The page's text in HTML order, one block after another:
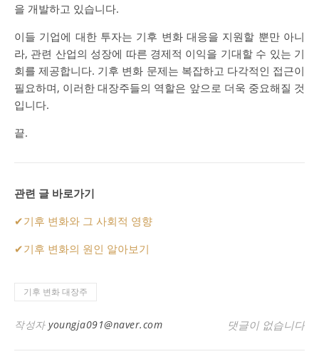
을 개발하고 있습니다.
이들 기업에 대한 투자는 기후 변화 대응을 지원할 뿐만 아니
라, 관련 산업의 성장에 따른 경제적 이익을 기대할 수 있는 기
회를 제공합니다. 기후 변화 문제는 복잡하고 다각적인 접근이
필요하며, 이러한 대장주들의 역할은 앞으로 더욱 중요해질 것
입니다.
끝.
관련 글 바로가기
✔기후 변화와 그 사회적 영향
✔기후 변화의 원인 알아보기
기후 변화 대장주
작성자 youngja091@naver.com 댓글이 없습니다